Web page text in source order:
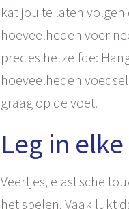
kat jou te laten
hoeveelheden voer
precies hetzelfde:
hoeveelheden
graag op de voet.
Leg in
Veertjes, elastische
het spelen. Vaak lukt